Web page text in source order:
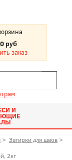
руб
заказ
И
> Затирки для швов >
2кг